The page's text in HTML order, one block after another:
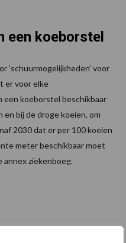
een koeborstel
‘schuurmogelijkheden’ voor
er voor elke
koeborstel beschikbaar
en bij de droge koeien, om
2030 dat er per 100 koeien
meter beschikbaar moet
annex ziekenboeg.